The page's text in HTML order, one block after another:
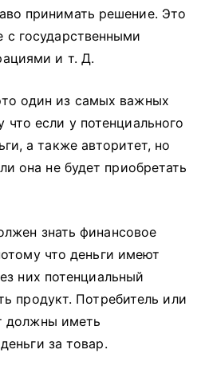
принимать решение. Это
с государственными
и т. Д.
один из самых важных
если у потенциального
а также авторитет, но
она не будет приобретать
знать финансовое
что деньги имеют
них потенциальный
продукт. Потребитель или
должны иметь
за товар.